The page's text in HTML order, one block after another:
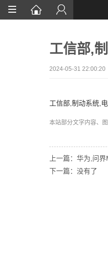
工信部,
2024-05-31 22:00:20
工信部,制动系统,
本站部分文字内容、
上一篇：华为,问
下一篇：没有了